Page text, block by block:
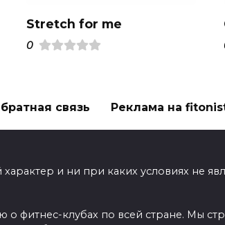
Stretch for me
0
связь Реклама на
и ни при каких условиях не
фитнес-клубах по всей стране. Мы